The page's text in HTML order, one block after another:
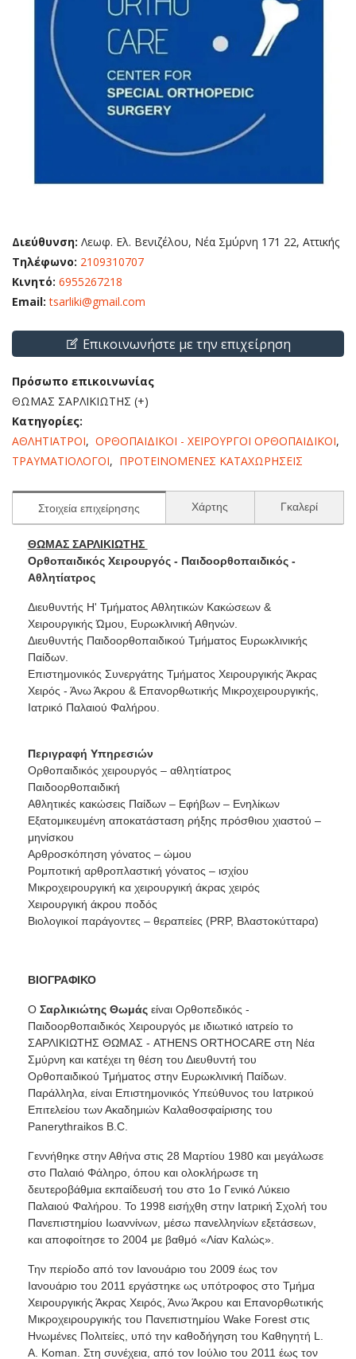
Διεύθυνση: Λεωφ. Ελ. Βενιζέλου, Νέα Σμύρνη 171 22, Αττικής
Τηλέφωνο: 2109310707
Κινητό: 6955267218
Email:tsarliki@gmail.com
Επικοινωνήστε με την επιχείρηση
Πρόσωπο επικοινωνίας
ΘΩΜΑΣ ΣΑΡΛΙΚΙΩΤΗΣ (+)
Κατηγορίες:
ΑΘΛΗΤΙΑΤΡΟΙ, ΟΡΘΟΠΑΙΔΙΚΟΙ - ΧΕΙΡΟΥΡΓΟΙ ΟΡΘΟΠΑΙΔΙΚΟΙ,
ΤΡΑΥΜΑΤΙΟΛΟΓΟΙ, ΠΡΟΤΕΙΝΟΜΕΝΕΣ ΚΑΤΑΧΩΡΗΣΕΙΣ
Στοιχεία επιχείρησης Χάρτης Γκαλερί
ΘΩΜΑΣ ΣΑΡΛΙΚΙΩΤΗΣ
Ορθοπαιδικός Χειρουργός - Παιδοορθοπαιδικός -
Αθλητίατρος
Διευθυντής Η' Τμήματος Αθλητικών Κακώσεων &
Χειρουργικής Ώμου, Ευρωκλινική Αθηνών.
Διευθυντής Παιδοορθοπαιδικού Τμήματος Ευρωκλινικής
Παίδων.
Επιστημονικός Συνεργάτης Τμήματος Χειρουργικής Άκρας
Χειρός - Άνω Άκρου & Επανορθωτικής Μικροχειρουργικής,
Ιατρικό Παλαιού Φαλήρου.
Περιγραφή Υπηρεσιών
Ορθοπαιδικός χειρουργός – αθλητίατρος
Παιδοορθοπαιδική
Αθλητικές κακώσεις Παίδων – Εφήβων – Ενηλίκων
Εξατομικευμένη αποκατάσταση ρήξης πρόσθιου χιαστού –
μηνίσκου
Αρθροσκόπηση γόνατος – ώμου
Ρομποτική αρθροπλαστική γόνατος – ισχίου
Μικροχειρουργική κα χειρουργική άκρας χειρός
Χειρουργική άκρου ποδός
Βιολογικοί παράγοντες – θεραπείες (PRP, Βλαστοκύτταρα)
ΒΙΟΓΡΑΦΙΚΟ
Ο Σαρλικιώτης Θωμάςείναι Ορθοπεδικός -
Παιδοορθοπαιδικός Χειρουργός με ιδιωτικό ιατρείο το
ΣΑΡΛΙΚΙΩΤΗΣ ΘΩΜΑΣ - ATHENS ORTHOCARE στη Νέα
Σμύρνη και κατέχει τη θέση του Διευθυντή του
Ορθοπαιδικού Τμήματος στην Ευρωκλινική Παίδων.
Παράλληλα, είναι Επιστημονικός Υπεύθυνος του Ιατρικού
Επιτελείου των Ακαδημιών Καλαθοσφαίρισης του
Panerythraikos B.C.
Γεννήθηκε στην Αθήνα στις 28 Μαρτίου 1980 και μεγάλωσε
στο Παλαιό Φάληρο, όπου και ολοκλήρωσε τη
δευτεροβάθμια εκπαίδευσή του στο 1ο Γενικό Λύκειο
Παλαιού Φαλήρου. Το 1998 εισήχθη στην Ιατρική Σχολή του
Πανεπιστημίου Ιωαννίνων, μέσω πανελληνίων εξετάσεων,
και αποφοίτησε το 2004 με βαθμό «Λίαν Καλώς».
Την περίοδο από τον Ιανουάριο του 2009 έως τον
Ιανουάριο του 2011 εργάστηκε ως υπότροφος στο Τμήμα
Χειρουργικής Άκρας Χειρός, Άνω Άκρου και Επανορθωτικής
Μικροχειρουργικής του Πανεπιστημίου Wake Forest στις
Ηνωμένες Πολιτείες, υπό την καθοδήγηση του Καθηγητή L.
A. Koman. Στη συνέχεια, από τον Ιούλιο του 2011 έως τον